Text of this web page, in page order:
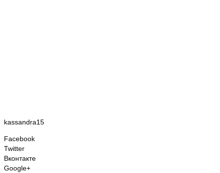
kassandra15
Facebook
Twitter
Вконтакте
Google+